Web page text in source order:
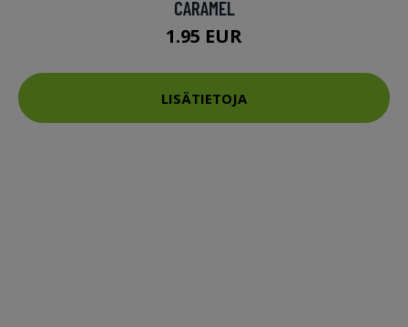
CARAMEL
1.95 EUR
LISÄTIETOJA